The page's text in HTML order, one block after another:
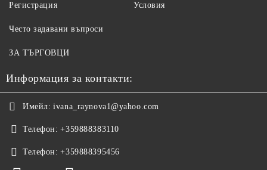
Регистрация Условия
Често задавани въпроси
ЗА ТЪРГОВЦИ
Информация за контакти:
Имейл: ivana_raynova1@yahoo.com
Телефон: +359888383110
Телефон: +359888395456